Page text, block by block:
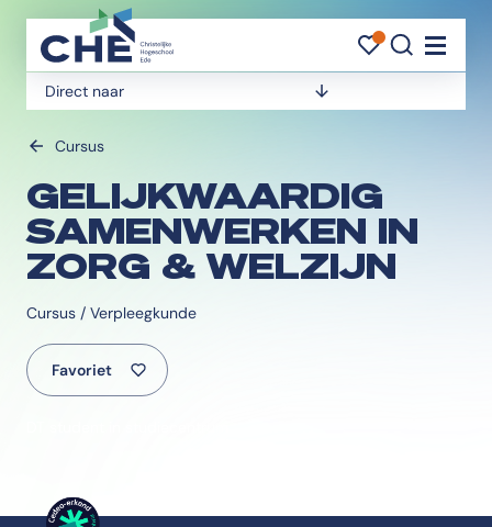
Direct naar
Cursus
GELIJKWAARDIG
SAMENWERKEN IN
ZORG & WELZIJN
Cursus / Verpleegkunde
Favoriet